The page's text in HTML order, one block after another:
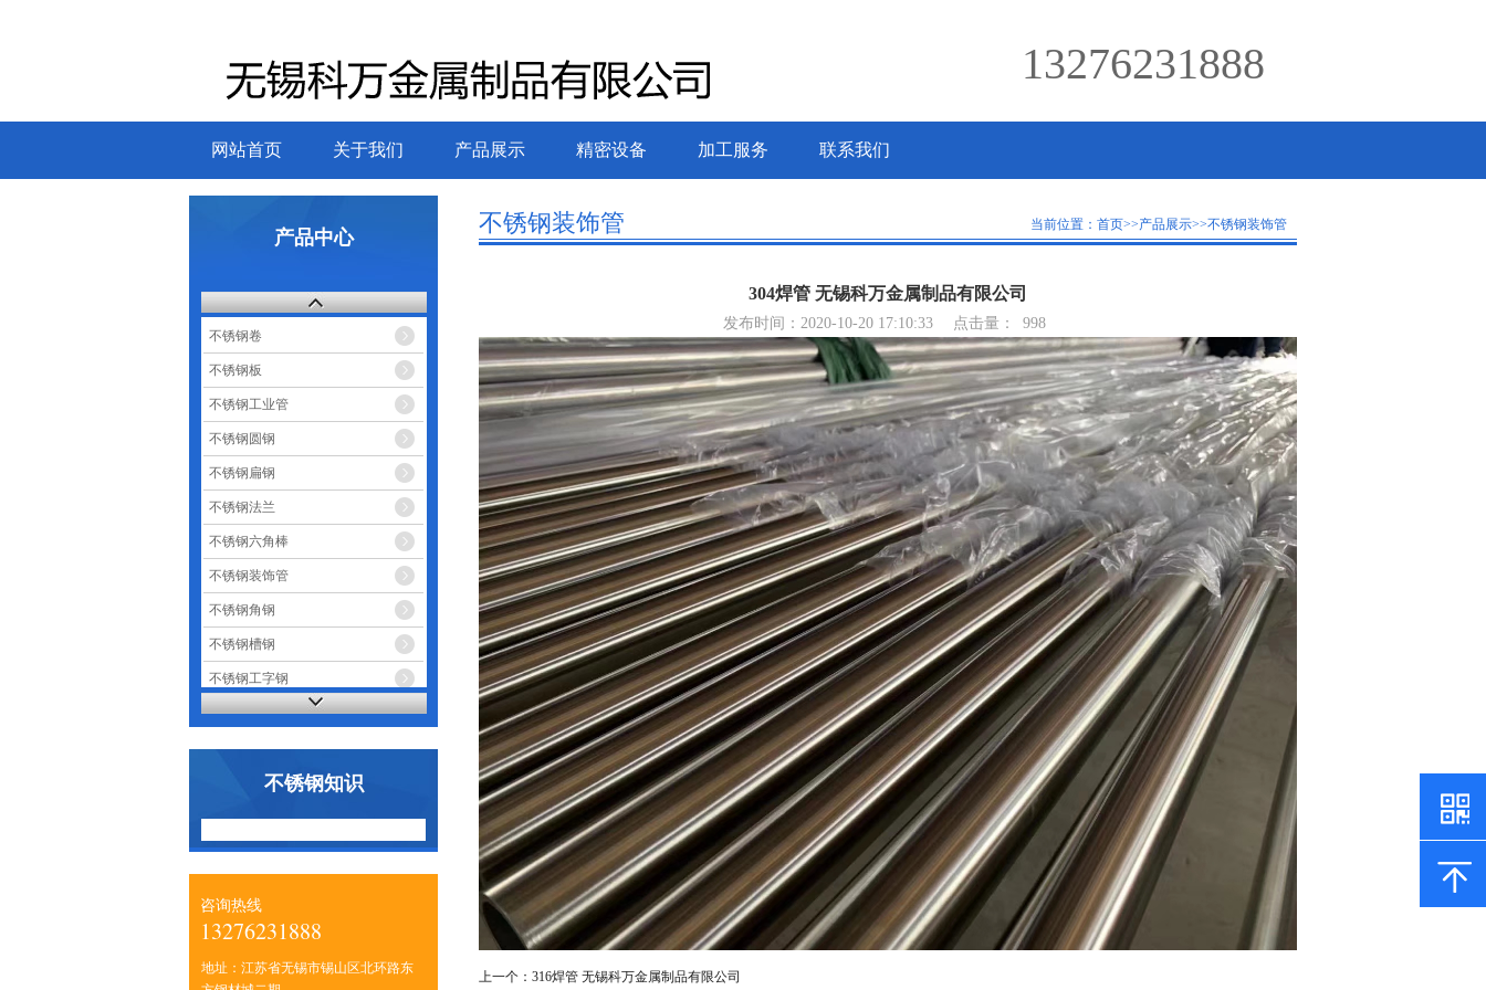
13276231888
网站首页 关于我们 产品展示 精密设备 加工服务 联系我们
产品中心
不锈钢卷
不锈钢板
不锈钢工业管
不锈钢圆钢
不锈钢扁钢
不锈钢法兰
不锈钢六角棒
不锈钢装饰管
不锈钢角钢
不锈钢槽钢
不锈钢工字钢
不锈钢知识
咨询热线
13276231888
地址：江苏省无锡市锡山区北环路东
不锈钢装饰管 当前位置： 首页>>产品展示>>不锈钢装饰管
304焊管 无锡科万金属制品有限公司
发布时间：2020-10-20 17:10:33 点击量： 998
上一个： 316焊管 无锡科万金属制品有限公司